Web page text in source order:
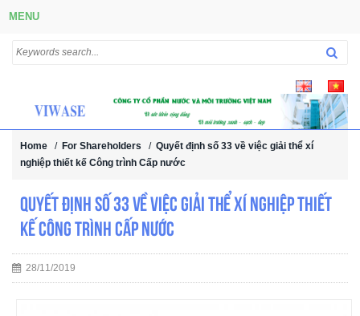
MENU
Home / For Shareholders / Quyết định số 33 về việc giải thể xí
nghiệp thiết kế Công trình Cấp nước
Quyết định số 33 về việc giải thể xí nghiệp thiết
kế Công trình Cấp nước
28/11/2019